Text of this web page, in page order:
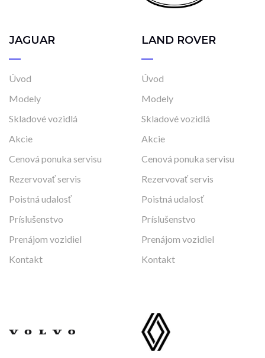
JAGUAR
Úvod
Modely
Skladové vozidlá
Akcie
Cenová ponuka servisu
Rezervovať servis
Poistná udalosť
Príslušenstvo
Prenájom vozidiel
Kontakt
LAND ROVER
Úvod
Modely
Skladové vozidlá
Akcie
Cenová ponuka servisu
Rezervovať servis
Poistná udalosť
Príslušenstvo
Prenájom vozidiel
Kontakt